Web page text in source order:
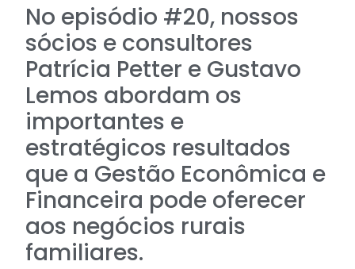
No episódio #20, nossos
sócios e consultores
Patrícia Petter e Gustavo
Lemos abordam os
importantes e
estratégicos resultados
que a Gestão Econômica e
Financeira pode oferecer
aos negócios rurais
familiares.